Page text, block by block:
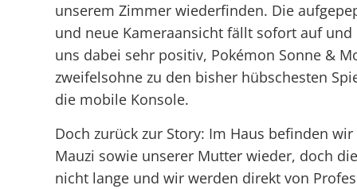
unserem Zimmer wiederfinden. Die
und neue Kameraansicht fällt sofort auf
uns dabei sehr positiv, Pokémon Sonne &
zweifelsohne zu den bisher hübschesten
die mobile Konsole.
Doch zurück zur Story: Im Haus befinden
Mauzi sowie unserer Mutter wieder, doch
nicht lange und wir werden direkt von